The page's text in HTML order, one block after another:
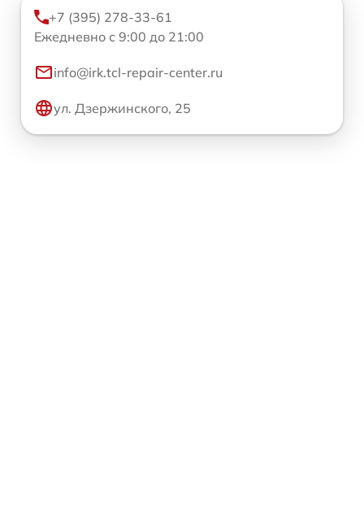
+7 (395) 278-33-61
Ежедневно с 9:00 до 21:00
info@irk.tcl-repair-center.ru
ул. Дзержинского, 25